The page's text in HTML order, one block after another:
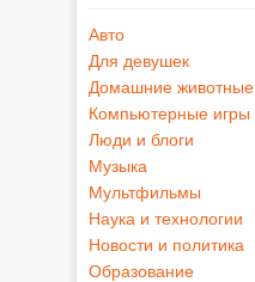
Авто
Для девушек
Домашние животные
Компьютерные игры
Люди и блоги
Музыка
Мультфильмы
Наука и технологии
Новости и политика
Образование